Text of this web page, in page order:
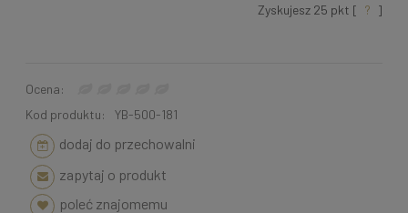
Zyskujesz 25 pkt [ ? ]
Ocena:
Kod produktu:
YB-500-181
dodaj do przechowalni
zapytaj o produkt
poleć znajomemu